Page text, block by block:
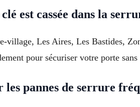
est cassée dans la
village, Les Aires, Les Bastides,
pour sécuriser votre porte sans
pannes de serrure